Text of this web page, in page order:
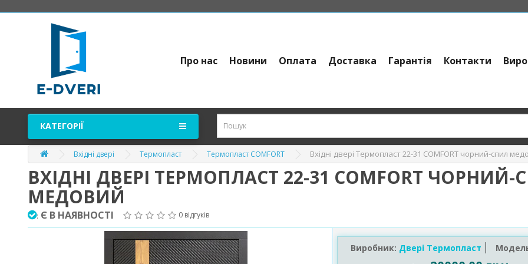
Про нас Новини Оплата Доставка Гарантія Контакти
КАТЕГОРІЇ
Вхідні двері Термопласт Термопласт COMFORT Вхідні двері Термопласт 22-31 COMFORT чорний-спил
ВХІДНІ ДВЕРІ ТЕРМОПЛАСТ 22-31 COMFORT
МЕДОВИЙ
: Є В НАЯВНОСТІ 0 відгуків
Виробник: Двері Термопласт